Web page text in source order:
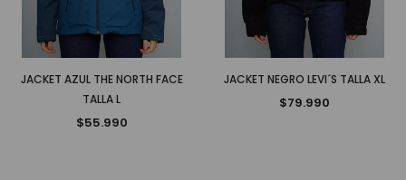
JACKET AZUL THE NORTH FACE
TALLA L
$55.990
JACKET NEGRO LEVI´S TALLA XL
$79.990